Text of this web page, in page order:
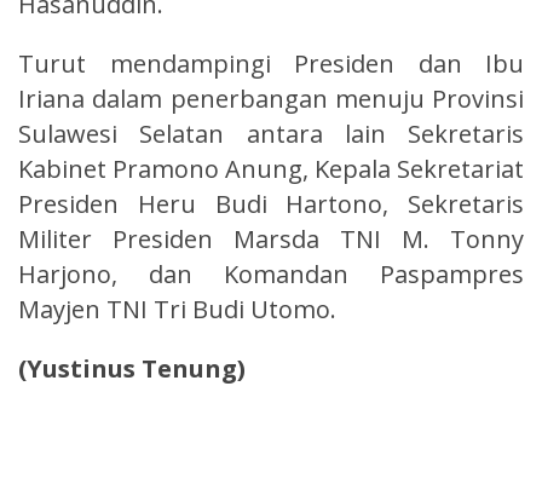
Turut mendampingi Presiden dan Ibu
Iriana dalam penerbangan menuju Provinsi
Sulawesi Selatan antara lain Sekretaris
Kabinet Pramono Anung, Kepala Sekretariat
Presiden Heru Budi Hartono, Sekretaris
Militer Presiden Marsda TNI M. Tonny
Harjono, dan Komandan Paspampres
Mayjen TNI Tri Budi Utomo.
(Yustinus Tenung)